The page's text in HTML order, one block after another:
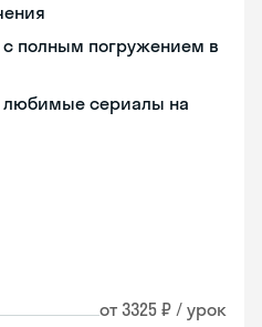
с полным погружением в
любимые сериалы на
от 3325 ₽ / урок